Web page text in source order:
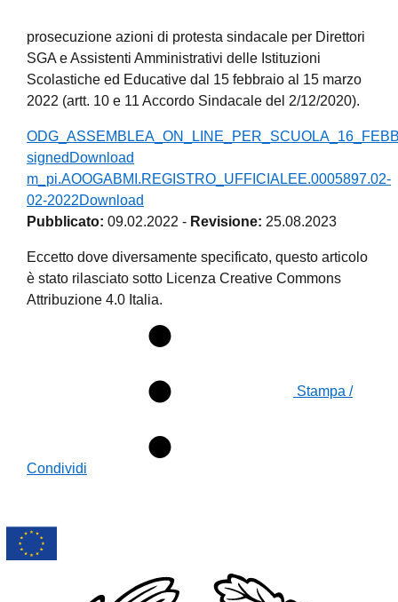
prosecuzione azioni di protesta sindacale per Direttori
SGA e Assistenti Amministrativi delle Istituzioni
Scolastiche ed Educative dal 15 febbraio al 15 marzo
2022 (artt. 10 e 11 Accordo Sindacale del 2/12/2020).
signed Download
m_pi.AOOGABMI.REGISTRO_UFFICIALEE.0005897.02-
02-2022Download
Pubblicato: 09.02.2022 - Revisione: 25.08.2023
Eccetto dove diversamente specificato, questo articolo
è stato rilasciato sotto Licenza Creative Commons
Attribuzione 4.0 Italia.
Stampa /
Condividi